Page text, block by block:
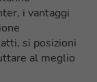
i vantaggi
si posizioni
al meglio